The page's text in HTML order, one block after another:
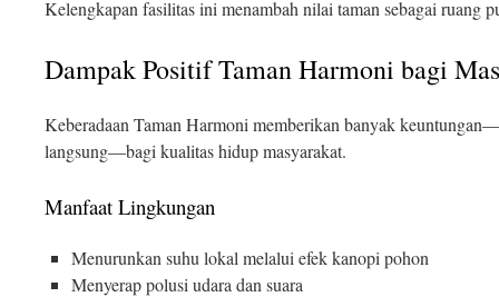
Kelengkapan fasilitas ini menambah nilai taman sebagai ruang
Dampak Positif Taman Harmoni bagi
Keberadaan Taman Harmoni memberikan banyak
langsung—bagi kualitas hidup masyarakat.
Manfaat Lingkungan
Menurunkan suhu lokal melalui efek kanopi pohon
Menyerap polusi udara dan suara